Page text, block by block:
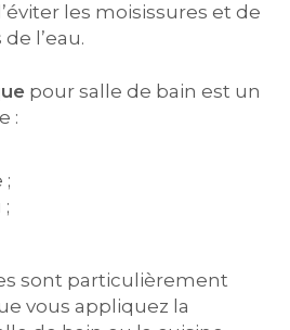
les moisissures et de
l’eau.
pour salle de bain est un
:
;
sont particulièrement
vous appliquez la